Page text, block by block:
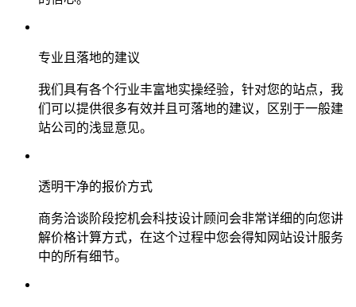
专业且落地的建议
我们具有各个行业丰富地实操经验，针对您的站点，我
们可以提供很多有效并且可落地的建议，区别于一般建
站公司的浅显意见。
透明干净的报价方式
商务洽谈阶段挖机会科技设计顾问会非常详细的向您讲
解价格计算方式，在这个过程中您会得知网站设计服务
中的所有细节。